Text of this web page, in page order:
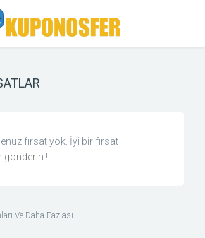
fırsat yok. İyi bir fırsat
gönderin !
Ve Daha Fazlası...